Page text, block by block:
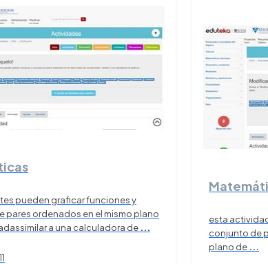
pueden graficar funciones y
pares ordenados en el mismo plano
a una calculadora de ...
esta
conjunto de
plano de ...